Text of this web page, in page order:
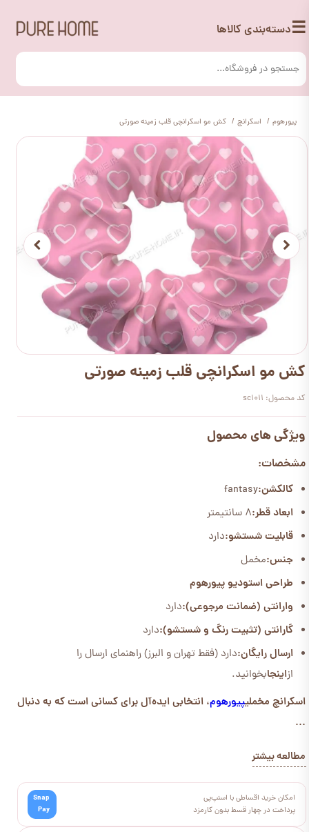
☰دسته‌بندی کالاها
پیورهوم اسکرانچ کش مو اسکرانچی قلب زمینه صورتی
کش مو اسکرانچی قلب زمینه صورتی
کد محصول: sc1011
ویژگی های محصول
مشخصات:
کالکشن:fantasy
ابعاد قطر:8 سانتیمتر
قابلیت شستشو:دارد
جنس:مخمل
طراحی استودیو پیورهوم
وارانتی (ضمانت مرجوعی):دارد
گارانتی (تثبیت رنگ و شستشو):دارد
ارسال رایگان:دارد (فقط تهران و البرز) راهنمای ارسال را
ازاینجابخوانید.
اسکرانچ مخملیپیورهوم، انتخابی ایده‌آل برای کسانی است که به دنبال
...
مطالعه بیشتر
امکان خرید اقساطی با اسنپ‌پی
پرداخت در چهار قسط بدون کارمزد
Snap
Pay